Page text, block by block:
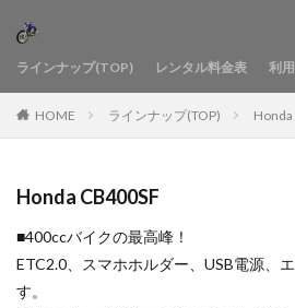
ラインナップ(TOP) レンタル料金表 利
HOME ラインナップ(TOP) Honda
Honda CB400SF
■400ccバイクの最高峰！
ETC2.0、スマホホルダー、USB電源、
す。